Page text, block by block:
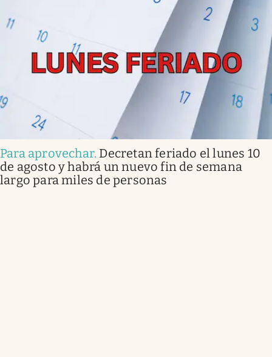
Para aprovechar. Decretan feriado el lunes 10
de agosto y habrá un nuevo fin de semana
largo para miles de personas